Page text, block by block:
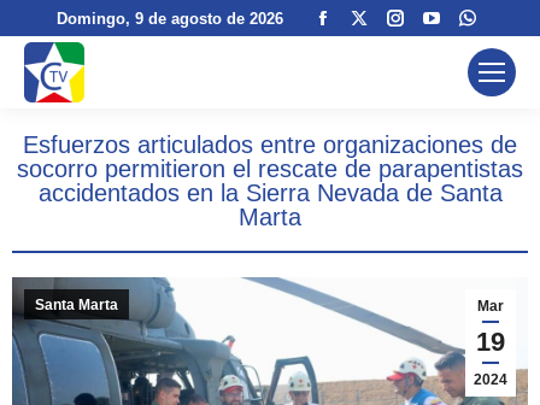
Domingo, 9 de agosto de 2026
Facebook
new
window
new
window
Instagram
new
window
YouTube
page
opens
new
window
page
opens
new
Esfuerzos articulados entre organizaciones de
socorro permitieron el rescate de parapentistas
accidentados en la Sierra Nevada de Santa
Marta
Mar
19
2024
Santa Marta